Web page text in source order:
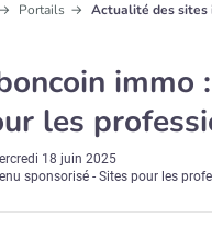
Portails Actualité des sites
immo
les
18 juin 2025
sponsorisé - Sites pour les